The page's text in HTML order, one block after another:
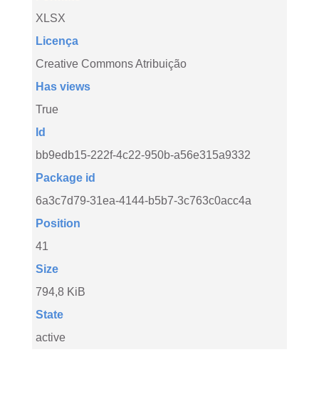
XLSX
Licença
Creative Commons Atribuição
Has views
True
Id
bb9edb15-222f-4c22-950b-a56e315a9332
Package id
6a3c7d79-31ea-4144-b5b7-3c763c0acc4a
Position
41
Size
794,8 KiB
State
active